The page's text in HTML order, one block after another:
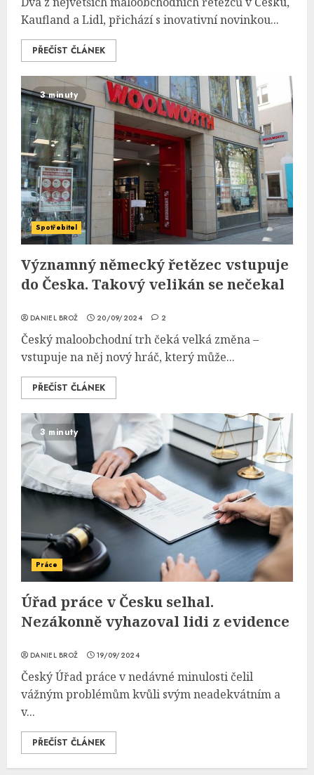
Kaufland a Lidl, přichází s inovativní novinkou...
PŘEČÍST ČLÁNEK
3 minuty
Spotřebitel
Významný německý řetězec vstupuje
do Česka. Takový velikán se nečekal
DANIEL BROŽ 20/09/2024 2
Český maloobchodní trh čeká velká změna –
vstupuje na něj nový hráč, který může...
PŘEČÍST ČLÁNEK
3 minuty
Práce
Úřad práce v Česku selhal.
Nezákonně vyhazoval lidi z evidence
DANIEL BROŽ 19/09/2024
Český Úřad práce v nedávné minulosti čelil
vážným problémům kvůli svým neadekvátním a
v...
PŘEČÍST ČLÁNEK